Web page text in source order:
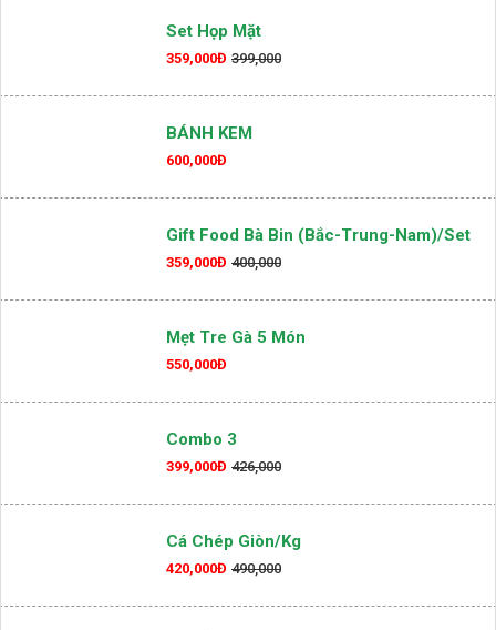
359,000Đ 369,000
Set Họp Mặt
359,000Đ 399,000
BÁNH KEM
600,000Đ
Gift Food Bà Bin (Bắc-Trung-Nam)/set
359,000Đ 400,000
Mẹt Tre Gà 5 Món
550,000Đ
Combo 3
399,000Đ 426,000
Cá Chép Giòn/kg